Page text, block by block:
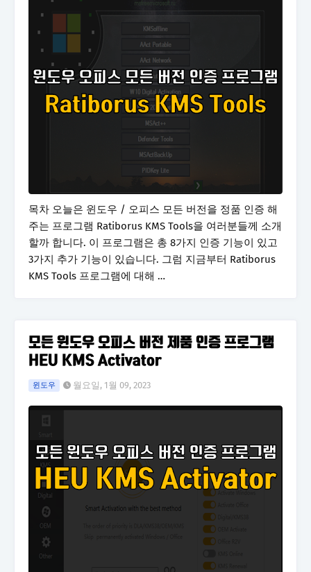
목차 오늘은 윈도우 / 오피스 모든 버전을 정품 인증 해
주는 프로그램 Ratiborus KMS Tools을 여러분들께 소개
할까 합니다. 이 프로그램은 총 8가지 인증 기능이 있고
3가지 추가 기능이 있습니다. 그럼 지금부터 Ratiborus
KMS Tools 프로그램에 대해 …
모든 윈도우 오피스 버전 제품 인증 프로그램
HEU KMS Activator
윈도우 월요일, 1월 09, 2023